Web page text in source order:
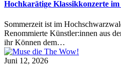
Hochkarätige Klassikkonzerte
Sommerzeit ist im
Renommierte Künstler:innen aus
ihr Können dem…
Juni 12, 2026